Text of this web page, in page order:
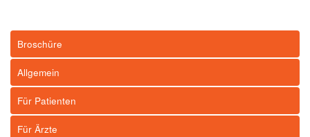
Broschüre
Allgemein
Für Patienten
Für Ärzte